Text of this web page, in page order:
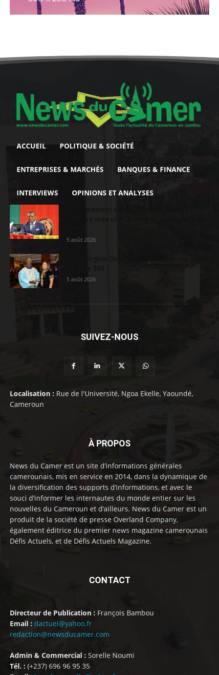
ACCUEIL POLITIQUE & SOCIÉTÉ
ENTREPRISES & MARCHÉS BANQUES & FINANCE
INTERVIEWS OPINIONS ET ANALYSES
5 août 2026
5 août 2026
SUIVEZ-NOUS
Localisation : Rue de l'Université, Ngoa Ekelle, Yaoundé,
Cameroun
À PROPOS
News du Camer est un site d’informations générales
camerounais, mis en service en 2014, dans la dynamique de
la diversification des supports d’informations, et avec le
souci d’informer les internautes du monde entier sur les
nouvelles du Cameroun et d’ailleurs. News du Camer est un
produit de la société de presse Overland Company,
également éditrice du premier news magazine camerounais
Défis Actuels, et de Défis Actuels Magazine.
CONTACT
Directeur de Publication : François Bambou
Email : dactuel@yahoo.fr
redaction@newsducamer.com
Admin & Commercial : Sorelle Noumi
Tél. : (+237) 696 96 95 35